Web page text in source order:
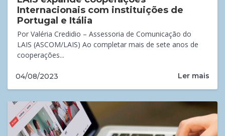
Internacionais com instituições de
Portugal e Itália
Por Valéria Credidio – Assessoria de Comunicação do
LAIS (ASCOM/LAIS) Ao completar mais de sete anos de
cooperações...
04/08/2023 Ler mais